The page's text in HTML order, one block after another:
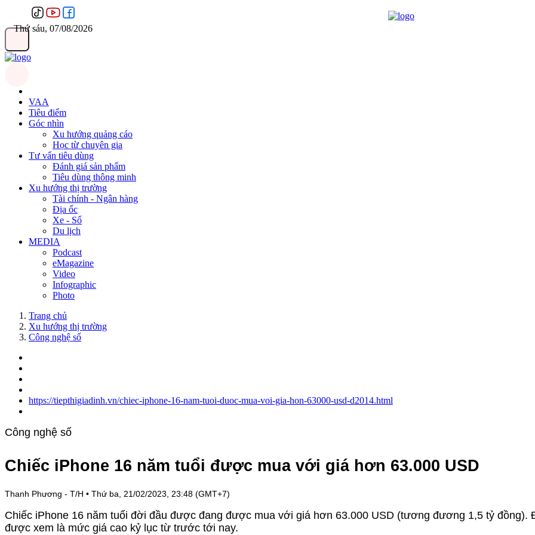
Thứ sáu, 07/08/2026
VAA
Tiêu điểm
Góc nhìn
Xu hướng quảng cáo
Học từ chuyên gia
Tư vấn tiêu dùng
Đánh giá sản phẩm
Tiêu dùng thông minh
Xu hướng thị trường
Tài chính - Ngân hàng
Địa ốc
Xe - Số
Du lịch
MEDIA
Podcast
eMagazine
Video
Infographic
Photo
Trang chủ
Xu hướng thị trường
Công nghệ số
https://tiepthigiadinh.vn/chiec-iphone-16-nam-tuoi-duoc-mua-voi-gia-hon-63000-usd-d2014.html
Công nghệ số
Chiếc iPhone 16 năm tuổi được mua với giá hơn 63.000 USD
Thanh Phương - T/H • Thứ ba, 21/02/2023, 23:48 (GMT+7)
Chiếc iPhone 16 năm tuổi đời đầu được đang được mua với giá hơn 63.000 USD (tương đương 1,5 tỷ đồng).
được xem là mức giá cao kỷ lục từ trước tới nay.